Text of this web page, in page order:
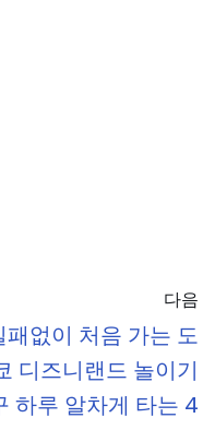
다음
패없이 처음 가는 도
디즈니랜드 놀이기
하루 알차게 타는 4